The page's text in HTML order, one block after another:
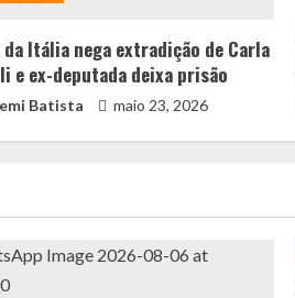
Itália nega extradição de Carla
e ex-deputada deixa prisão
Batista maio 23, 2026